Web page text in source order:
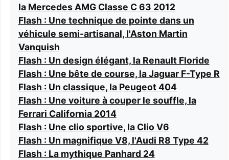
la Mercedes AMG Classe C 63 2012
Flash : Une technique de pointe dans un
véhicule semi-artisanal, l'Aston Martin
Vanquish
Flash : Un design élégant, la Renault Floride
Flash : Une bête de course, la Jaguar F-Type R
Flash : Un classique, la Peugeot 404
Flash : Une voiture à couper le souffle, la
Ferrari California 2014
Flash : Une clio sportive, la Clio V6
Flash : Un magnifique V8, l'Audi R8 Type 42
Flash : La mythique Panhard 24